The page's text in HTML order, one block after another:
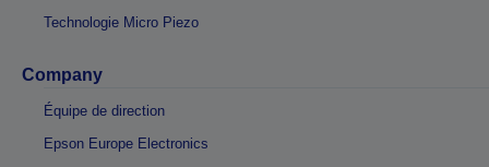
Technologie Micro Piezo
Company
Équipe de direction
Epson Europe Electronics